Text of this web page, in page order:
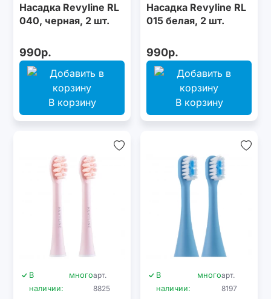
Насадка Revyline RL
040, черная, 2 шт.
990р.
В корзину
Насадка Revyline RL
015 белая, 2 шт.
990р.
В корзину
В
наличии:
многоарт.
8825
В
наличии:
многоарт.
8197